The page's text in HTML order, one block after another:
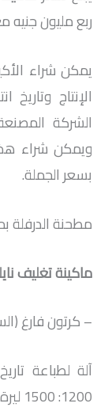
ربع مليون جنيه
يمكن شراء
الإنتاج
الشركة
ويمكن شراء
بسعر الجملة.
مطحنة الدرفلة بمبلغ
ماكينة تغليف
– كرتون فارغ
آلة لطباعة
1200: 1500 ليرة.